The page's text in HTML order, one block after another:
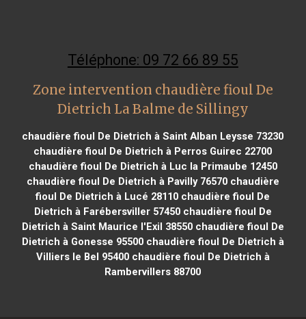
Téléphone: 09 72 66 89 55
Zone intervention chaudière fioul De
Dietrich La Balme de Sillingy
chaudière fioul De Dietrich à Saint Alban Leysse 73230
chaudière fioul De Dietrich à Perros Guirec 22700
chaudière fioul De Dietrich à Luc la Primaube 12450
chaudière fioul De Dietrich à Pavilly 76570chaudière
fioul De Dietrich à Lucé 28110 chaudière fioul De
Dietrich à Farébersviller 57450chaudière fioul De
Dietrich à Saint Maurice l'Exil 38550chaudière fioul De
Dietrich à Gonesse 95500chaudière fioul De Dietrich à
Villiers le Bel 95400chaudière fioul De Dietrich à
Rambervillers 88700